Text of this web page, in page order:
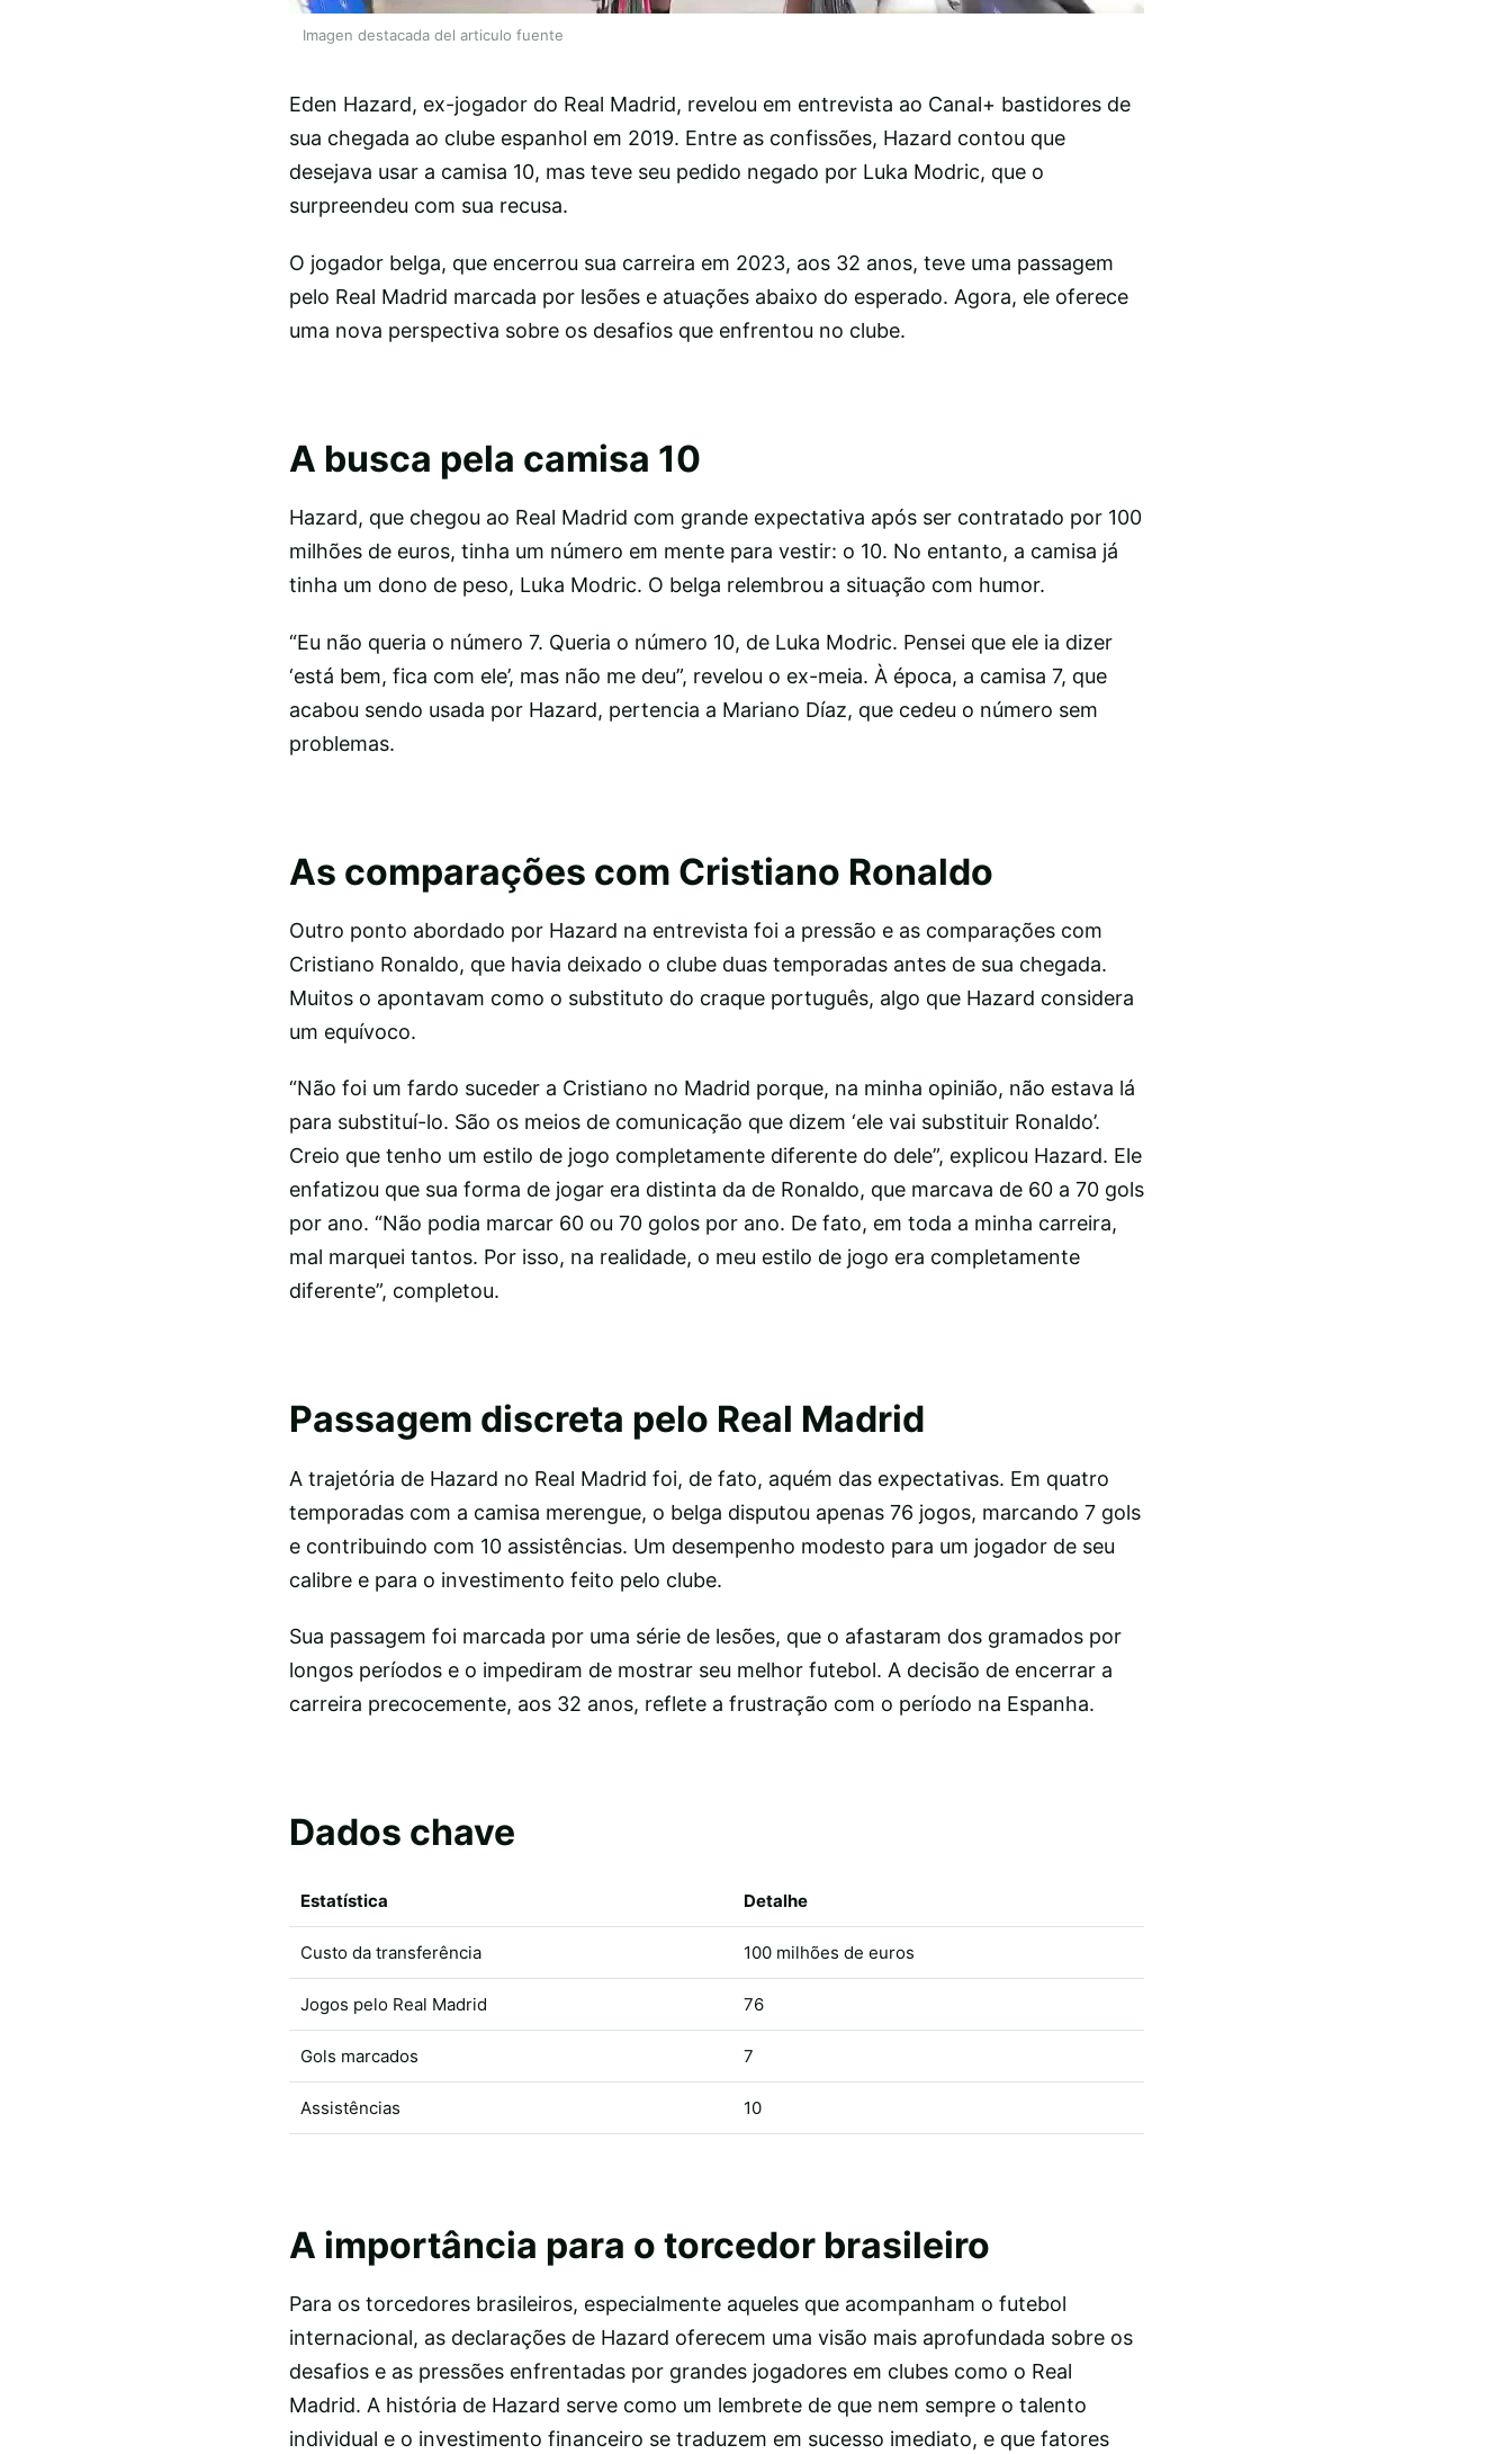
Imagen destacada del articulo fuente
Eden Hazard, ex-jogador do Real Madrid, revelou em entrevista ao Canal+ bastidores de
sua chegada ao clube espanhol em 2019. Entre as confissões, Hazard contou que
desejava usar a camisa 10, mas teve seu pedido negado por Luka Modric, que o
surpreendeu com sua recusa.
O jogador belga, que encerrou sua carreira em 2023, aos 32 anos, teve uma passagem
pelo Real Madrid marcada por lesões e atuações abaixo do esperado. Agora, ele oferece
uma nova perspectiva sobre os desafios que enfrentou no clube.
A busca pela camisa 10
Hazard, que chegou ao Real Madrid com grande expectativa após ser contratado por 100
milhões de euros, tinha um número em mente para vestir: o 10. No entanto, a camisa já
tinha um dono de peso, Luka Modric. O belga relembrou a situação com humor.
“Eu não queria o número 7. Queria o número 10, de Luka Modric. Pensei que ele ia dizer
‘está bem, fica com ele’, mas não me deu”, revelou o ex-meia. À época, a camisa 7, que
acabou sendo usada por Hazard, pertencia a Mariano Díaz, que cedeu o número sem
problemas.
As comparações com Cristiano Ronaldo
Outro ponto abordado por Hazard na entrevista foi a pressão e as comparações com
Cristiano Ronaldo, que havia deixado o clube duas temporadas antes de sua chegada.
Muitos o apontavam como o substituto do craque português, algo que Hazard considera
um equívoco.
“Não foi um fardo suceder a Cristiano no Madrid porque, na minha opinião, não estava lá
para substituí-lo. São os meios de comunicação que dizem ‘ele vai substituir Ronaldo’.
Creio que tenho um estilo de jogo completamente diferente do dele”, explicou Hazard. Ele
enfatizou que sua forma de jogar era distinta da de Ronaldo, que marcava de 60 a 70 gols
por ano. “Não podia marcar 60 ou 70 golos por ano. De fato, em toda a minha carreira,
mal marquei tantos. Por isso, na realidade, o meu estilo de jogo era completamente
diferente”, completou.
Passagem discreta pelo Real Madrid
A trajetória de Hazard no Real Madrid foi, de fato, aquém das expectativas. Em quatro
temporadas com a camisa merengue, o belga disputou apenas 76 jogos, marcando 7 gols
e contribuindo com 10 assistências. Um desempenho modesto para um jogador de seu
calibre e para o investimento feito pelo clube.
Sua passagem foi marcada por uma série de lesões, que o afastaram dos gramados por
longos períodos e o impediram de mostrar seu melhor futebol. A decisão de encerrar a
carreira precocemente, aos 32 anos, reflete a frustração com o período na Espanha.
Dados chave
Estatística Detalhe
Custo da transferência 100 milhões de euros
Jogos pelo Real Madrid 76
Gols marcados 7
Assistências 10
A importância para o torcedor brasileiro
Para os torcedores brasileiros, especialmente aqueles que acompanham o futebol
internacional, as declarações de Hazard oferecem uma visão mais aprofundada sobre os
desafios e as pressões enfrentadas por grandes jogadores em clubes como o Real
Madrid. A história de Hazard serve como um lembrete de que nem sempre o talento
individual e o investimento financeiro se traduzem em sucesso imediato, e que fatores